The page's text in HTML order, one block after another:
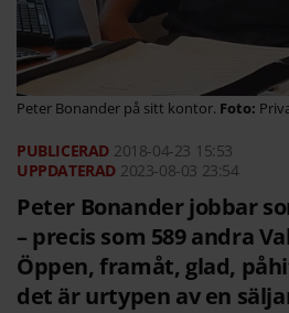
Peter Bonander på sitt kontor.
2018-04-23 15:53
2023-08-03 23:54
Peter Bonander jobbar
– precis som 589 andra
Öppen, framåt, glad,
det är urtypen av en